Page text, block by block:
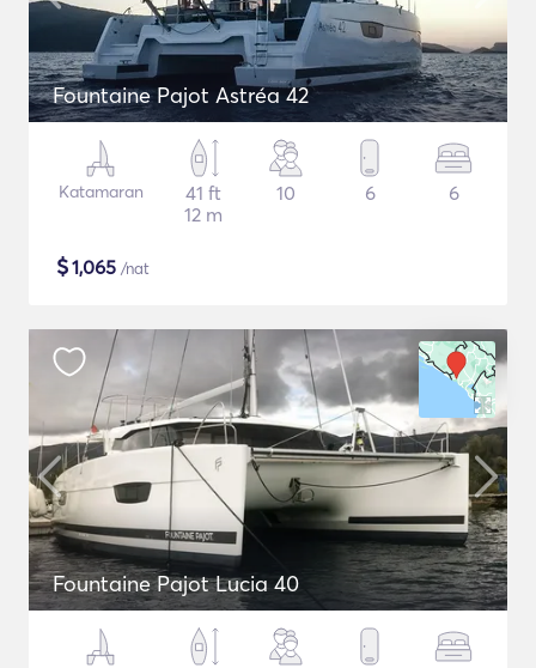
Fountaine Pajot Astréa 42
Katamaran
41 ft
12 m
10 6 6
$1,065 /nat
Fountaine Pajot Lucia 40